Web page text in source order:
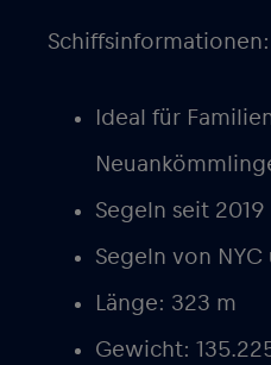
Schiffsinformationen:
Ideal für
Segeln seit 2019
Segeln von
Länge: 323 m
Gewicht: